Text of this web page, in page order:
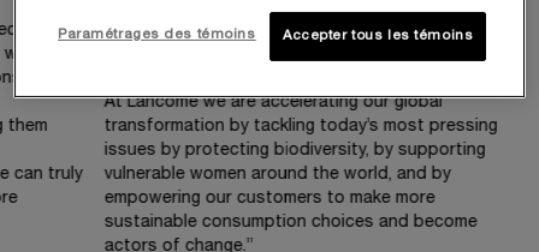
care
them
can truly
brands, we have a responsibility to help tackle the
At Lancôme we are accelerating our global
transformation by tackling today’s most pressing
issues by protecting biodiversity, by supporting
vulnerable women around the world, and by
empowering our customers to make more
sustainable consumption choices and become
actors of change.”
Accepter tous les témoins
Paramétrages des témoins